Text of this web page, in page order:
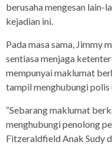
berusaha mengesan lain-
kejadian ini.
Pada masa sama, Jimmy
sentiasa menjaga
mempunyai maklumat
tampil menghubungi polis
“Sebarang maklumat
menghubungi penolong
Fitzeraldfield Anak Sudy